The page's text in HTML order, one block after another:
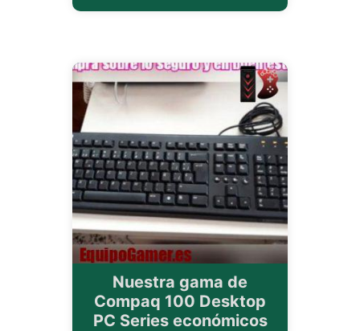
Nuestra gama de
Compaq 100 Desktop
PC Series económicos